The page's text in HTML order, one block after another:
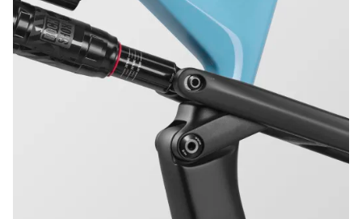
preguntas.
Abrir chat
Cerrar